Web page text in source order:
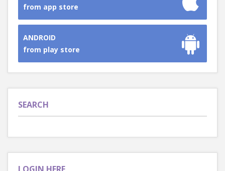
from app store
ANDROID
from play store
SEARCH